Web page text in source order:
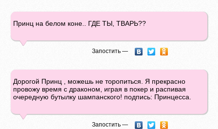
Принц на белом коне.. ГДЕ ТЫ, ТВАРЬ??
Запостить —
Дорогой Принц , можешь не торопиться. Я прекрасно
провожу время с драконом, играя в покер и распивая
очередную бутылку шампанского! подпись: Принцесса.
Запостить —